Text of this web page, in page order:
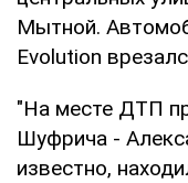
Мытной.
Evolution
"На месте ДТП
Шуфрича -
известно,